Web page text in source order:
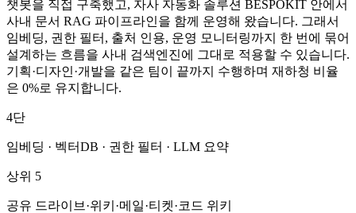
챗봇을 직접 구축했고, 자사 자동화 솔루션 BESPOKIT 안에서
사내 문서 RAG 파이프라인을 함께 운영해 왔습니다. 그래서
임베딩, 권한 필터, 출처 인용, 운영 모니터링까지 한 번에 묶어
설계하는 흐름을 사내 검색엔진에 그대로 적용할 수 있습니다.
기획·디자인·개발을 같은 팀이 끝까지 수행하며 재하청 비율
은 0%로 유지합니다.
4단
임베딩 · 벡터DB · 권한 필터 · LLM 요약
상위 5
공유 드라이브·위키·메일·티켓·코드 위키